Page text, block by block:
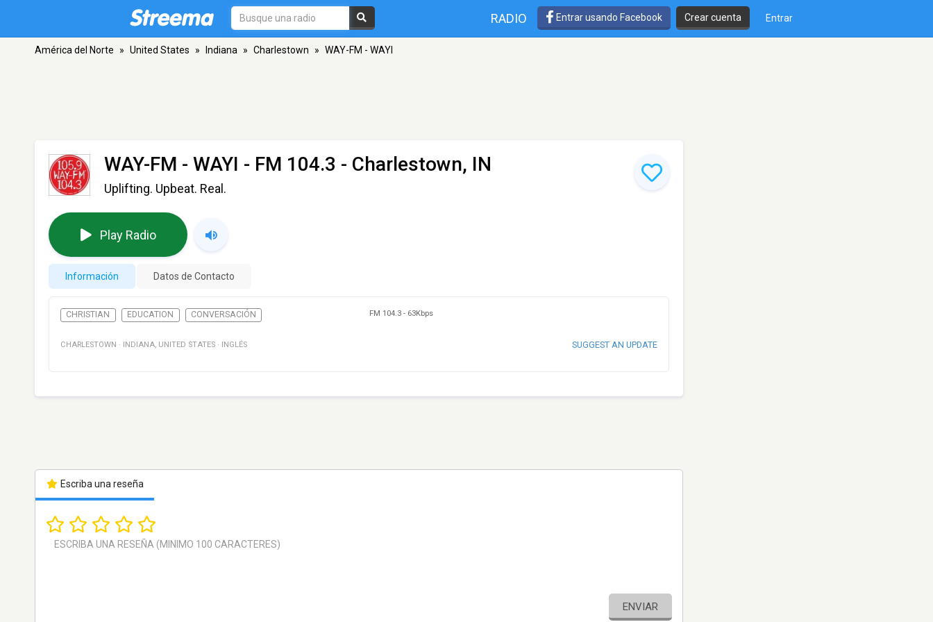
RADIO Entrar usando Facebook Crear cuenta Entrar
América del Norte » United States » Indiana » Charlestown » WAY-FM - WAYI
WAY-FM - WAYI - FM 104.3 - Charlestown, IN
Uplifting. Upbeat. Real.
Play Radio
Información Datos de Contacto
CHRISTIAN EDUCATION CONVERSACIÓN FM 104.3 - 63Kbps
CHARLESTOWN · INDIANA, UNITED STATES · INGLÉS SUGGEST AN UPDATE
Escriba una reseña
ENVIAR